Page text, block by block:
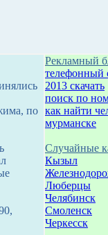
по
Рекламный
телефонный
2013 скачать
поиск по
как найти
мурманске
Случайные
Кызыл
Люберцы
Челябинск
Смоленск
Черкесск